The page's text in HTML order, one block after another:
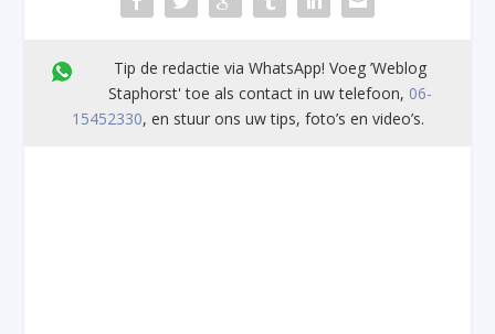
Tip de redactie via WhatsApp! Voeg ’Weblog
Staphorst' toe als contact in uw telefoon, 06-
15452330, en stuur ons uw tips, foto’s en video’s.